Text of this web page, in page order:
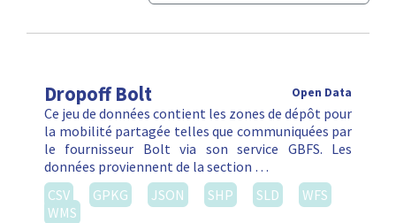
Dropoff Bolt Open Data
Ce jeu de données contient les zones de dépôt pour
la mobilité partagée telles que communiquées par
le fournisseur Bolt via son service GBFS. Les
données proviennent de la section …
CSV
GPKG JSON SHP SLD
WFS
WMS